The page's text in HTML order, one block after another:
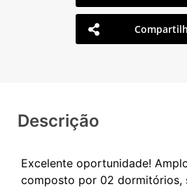
Descrição
Excelente oportunidade!
composto por 02 dormitórios,